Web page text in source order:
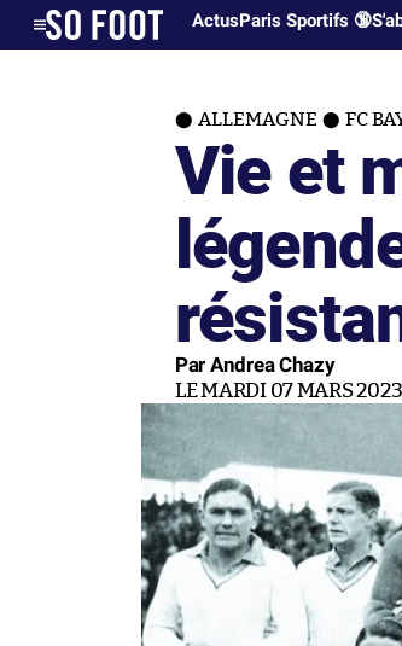
ActusParis Sportifs 🔞
ALLEMAGNE FC
Vie et
Par Andrea Chazy
LE MARDI 07 MARS